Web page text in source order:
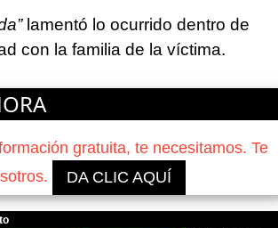
lamentó lo ocurrido dentro de
con la familia de la víctima.
gratuita, te necesitamos. Te
DA CLIC AQUÍ